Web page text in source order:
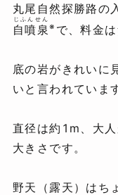
丸尾自然探勝路の
自噴泉
じふんせん
※ で、料金は
底の岩がきれいに
いと言われていま
直径は約1m、大
大きさです。
野天（露天）はち